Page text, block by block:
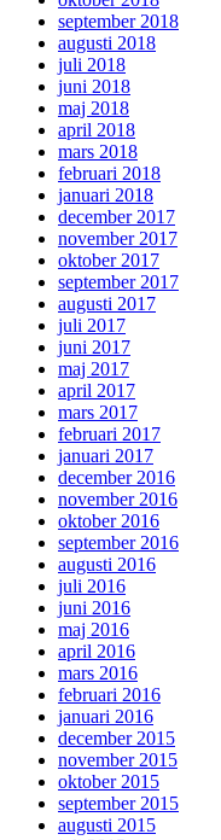
september 2018
augusti 2018
juli 2018
juni 2018
maj 2018
april 2018
mars 2018
februari 2018
januari 2018
december 2017
november 2017
oktober 2017
september 2017
augusti 2017
juli 2017
juni 2017
maj 2017
april 2017
mars 2017
februari 2017
januari 2017
december 2016
november 2016
oktober 2016
september 2016
augusti 2016
juli 2016
juni 2016
maj 2016
april 2016
mars 2016
februari 2016
januari 2016
december 2015
november 2015
oktober 2015
september 2015
augusti 2015